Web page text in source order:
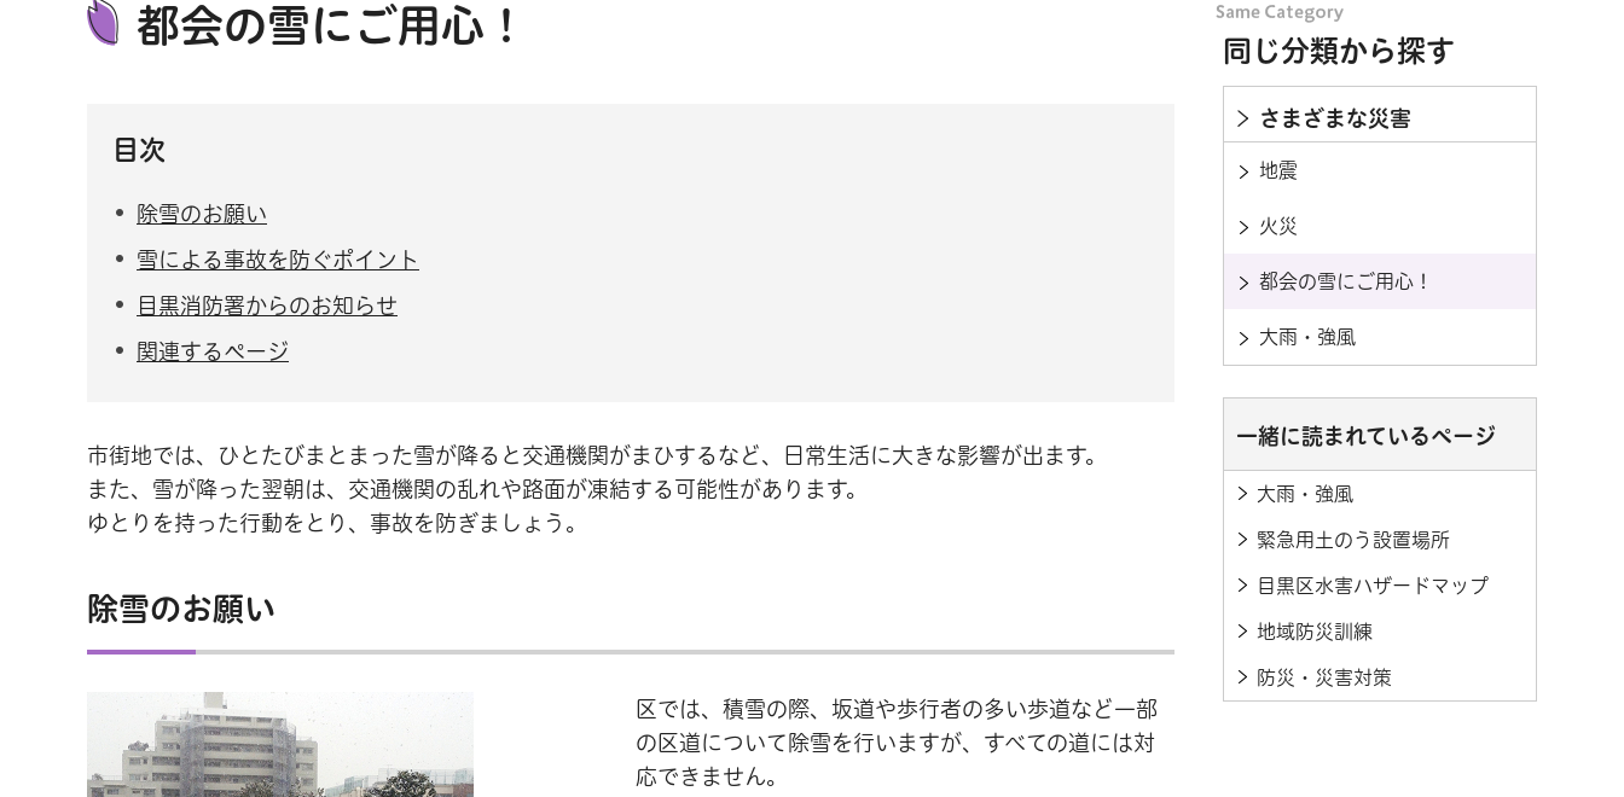
都会の雪にご用心！
目次
除雪のお願い
雪による事故を防ぐポイント
目黒消防署からのお知らせ
関連するページ
市街地では、ひとたびまとまった雪が降ると交通機関がまひするなど、日常生活に大きな影響が出ます。
また、雪が降った翌朝は、交通機関の乱れや路面が凍結する可能性があります。
ゆとりを持った行動をとり、事故を防ぎましょう。
除雪のお願い
区では、積雪の際、坂道や歩行者の多い歩道など一部
の区道について除雪を行いますが、すべての道には対
応できません。
同じ分類から探す
さまざまな災害
地震
火災
都会の雪にご用心！
大雨・強風
一緒に読まれているページ
大雨・強風
緊急用土のう設置場所
目黒区水害ハザードマップ
地域防災訓練
防災・災害対策